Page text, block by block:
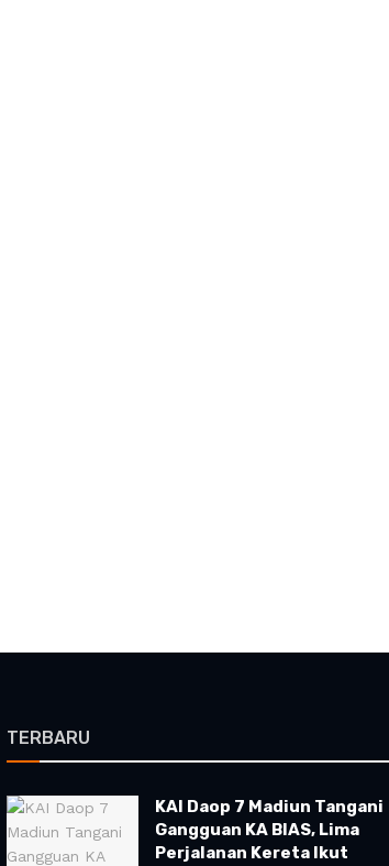
TERBARU
KAI Daop 7 Madiun Tangani
Gangguan KA BIAS, Lima
Perjalanan Kereta Ikut